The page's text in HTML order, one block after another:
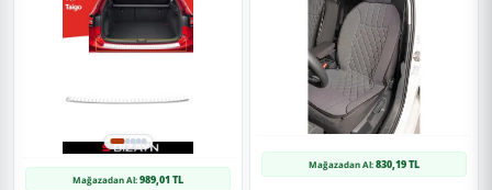
Mağazadan Al:989,01 TL
Mağazadan Al:830,19 TL